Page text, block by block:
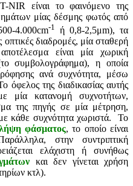
NIR είναι το φαινόμενο της
μίας δέσμης φωτός από
4.000cm-1 ή 0,8-2,5μm), τα
οπτικές διαδρομές, μία σταθερή
είναι μία χωρική
συμβολογράφημα), η οποία
ανά συχνότητα, μέσω
όφελος της διαδικασίας αυτής
μία κατανομή συχνοτήτων,
της πηγής σε μία μέτρηση,
κάθε συχνότητα χωριστά. Το
φάσματος, το οποίο είναι
στην συντριπτική
ελάχιστη ή συνήθως
και δεν γίνεται χρήση
κτλ).